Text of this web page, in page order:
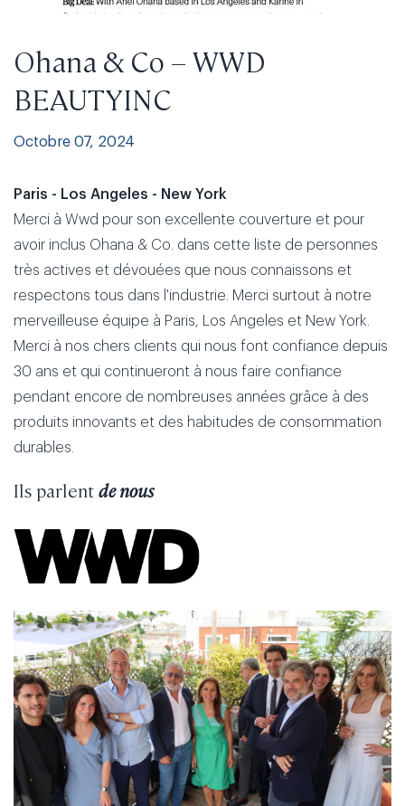
Ohana & Co – WWD
BEAUTYINC
Octobre 07, 2024
Paris - Los Angeles - New York
Merci à Wwd pour son excellente couverture et pour
avoir inclus Ohana & Co. dans cette liste de personnes
très actives et dévouées que nous connaissons et
respectons tous dans l'industrie. Merci surtout à notre
merveilleuse équipe à Paris, Los Angeles et New York.
Merci à nos chers clients qui nous font confiance depuis
30 ans et qui continueront à nous faire confiance
pendant encore de nombreuses années grâce à des
produits innovants et des habitudes de consommation
durables.
Ils parlentde nous